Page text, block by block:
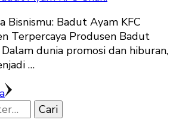
Bisnismu: Badut Ayam KFC
Terpercaya Produsen Badut
dunia promosi dan hiburan,
…